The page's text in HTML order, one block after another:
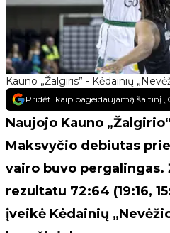
Kauno „Žalgiris” - Kėdainių
Pridėti kaip pageidaujamą šaltinį
Naujojo Kauno
Maksvyčio debiutas
vairo buvo
rezultatu 72:64 (19:16,
įveikė Kėdainių